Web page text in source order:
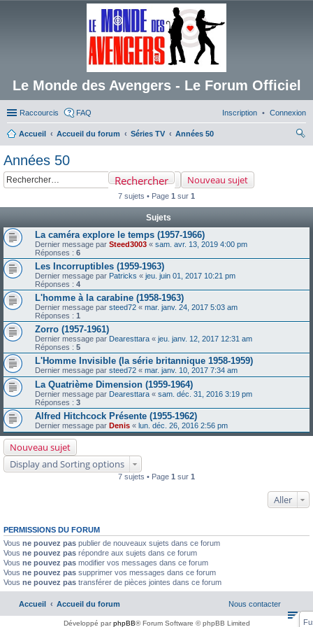
Le Monde des Avengers - Le Forum Officiel
Raccourcis FAQ Connexion
Inscription
Accueil Accueil du forum Séries TV
Années 50
Années 50
Nouveau sujet
Rechercher
7 sujets • Page 1 sur 1
Sujets
La caméra explore le temps (1957-1966)
Dernier message par Steed3003 « sam. avr. 13, 2019 4:00 pm
Réponses : 6
Les Incorruptibles (1959-1963)
Dernier message par Patricks « jeu. juin 01, 2017 10:21 pm
Réponses : 4
L'homme à la carabine (1958-1963)
Dernier message par steed72 « mar. janv. 24, 2017 5:03 am
Réponses : 1
Zorro (1957-1961)
Dernier message par Dearesttara « jeu. janv. 12, 2017 12:31 am
Réponses : 5
L'Homme Invisible (la série britannique 1958-1959)
Dernier message par steed72 « mar. janv. 10, 2017 7:34 am
La Quatrième Dimension (1959-1964)
Dernier message par Dearesttara « sam. déc. 31, 2016 3:19 pm
Réponses : 3
Alfred Hitchcock Présente (1955-1962)
Dernier message par Denis « lun. déc. 26, 2016 2:56 pm
Nouveau sujet
Display and Sorting options
7 sujets • Page 1 sur 1
Aller
PERMISSIONS DU FORUM
Vous ne pouvez pas publier de nouveaux sujets dans ce forum
Vous ne pouvez pas répondre aux sujets dans ce forum
Vous ne pouvez pas modifier vos messages dans ce forum
Vous ne pouvez pas supprimer vos messages dans ce forum
Vous ne pouvez pas transférer de pièces jointes dans ce forum
Accueil Accueil du forum Nous contacter
Développé parphpBB® Forum Software © phpBB Limited